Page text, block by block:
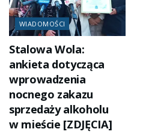
WIADOMOŚCI
Stalowa Wola:
ankieta dotycząca
wprowadzenia
nocnego zakazu
sprzedaży alkoholu
w mieście [ZDJĘCIA]